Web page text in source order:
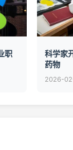
职
科学家
药物
2026-